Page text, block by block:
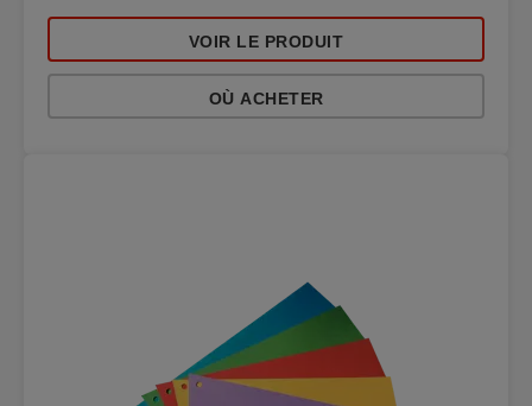
VOIR LE PRODUIT
OÙ ACHETER